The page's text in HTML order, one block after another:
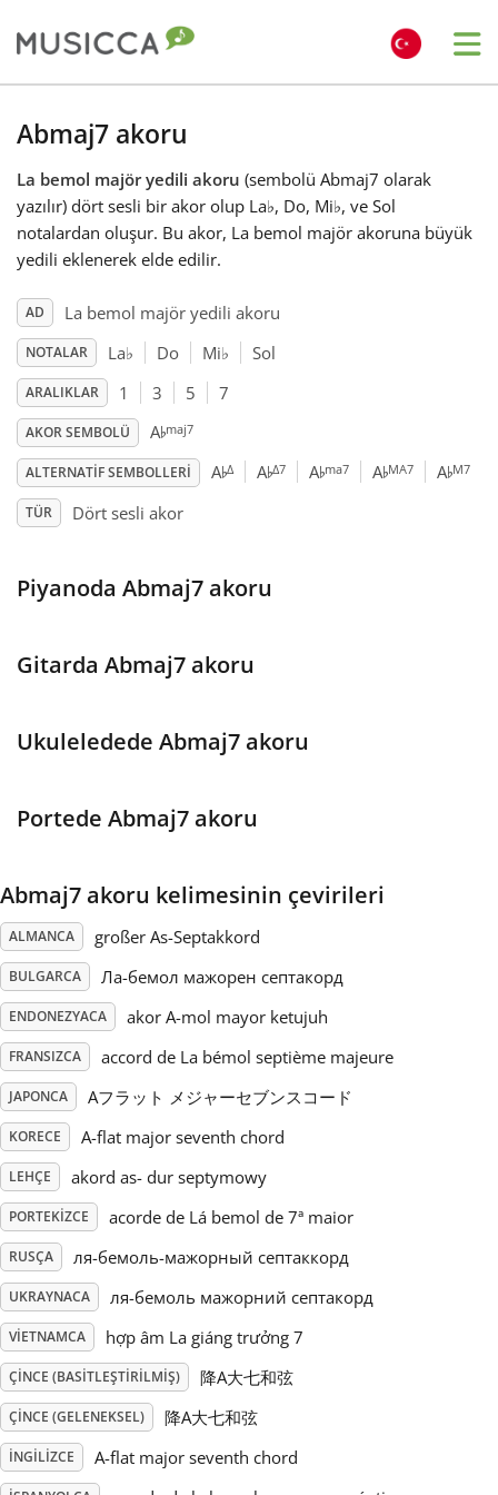
Български
Dansk
English
Español
Italiano
日本語
Polski
Português
Русский
Svenska
Tiếng Việt
Türkçe
Українська
简体中文
繁體中文
Abmaj7 akoru
La bemol majör yedili akoru (sembolü Abmaj7 olarak
yazılır) dört sesli bir akor olup La♭, Do, Mi♭, ve Sol
notalardan oluşur. Bu akor, La bemol majör akoruna büyük
yedili eklenerek elde edilir.
AD La bemol majör yedili akoru
NOTALAR La♭ Do Mi♭ Sol
ARALIKLAR 1 3 5 7
AKOR SEMBOLÜ A♭maj7
ALTERNATIF SEMBOLLERI A♭Δ A♭Δ7 A♭ma7 A♭MA7 A♭M7
TÜR Dört sesli akor
Piyanoda Abmaj7 akoru
Gitarda Abmaj7 akoru
Ukuleledede Abmaj7 akoru
Portede Abmaj7 akoru
Abmaj7 akoru kelimesinin çevirileri
ALMANCA großer As-Septakkord
BULGARCA Ла-бемол мажорен септакорд
ENDONEZYACA akor A-mol mayor ketujuh
FRANSIZCA accord de La bémol septième majeure
JAPONCA Aフラット メジャーセブンスコード
KORECE A-flat major seventh chord
LEHÇE akord as- dur septymowy
PORTEKIZCE acorde de Lá bemol de 7ª maior
RUSÇA ля-бемоль-мажорный септаккорд
UKRAYNACA ля-бемоль мажорний септакорд
VIETNAMCA hợp âm La giáng trưởng 7
ÇINCE (BASITLEŞTIRILMIŞ) 降A大七和弦
ÇINCE (GELENEKSEL) 降A大七和弦
İNGILIZCE A-flat major seventh chord